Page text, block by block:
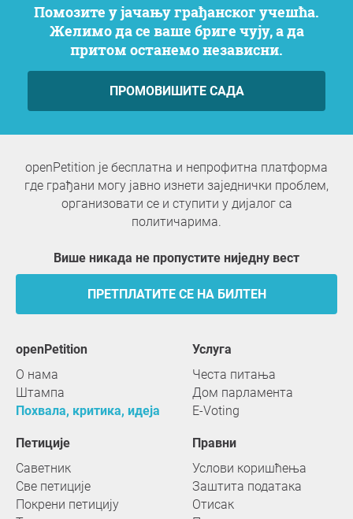
Помозите у јачању грађанског учешћа.
Желимо да се ваше бриге чују, а да
притом останемо независни.
ПРОМОВИШИТЕ САДА
openPetition је бесплатна и непрофитна платформа
где грађани могу јавно изнети заједнички проблем,
организовати се и ступити у дијалог са
политичарима.
Више никада не пропустите ниједну вест
ПРЕТПЛАТИТЕ СЕ НА БИЛТЕН
openPetition
О нама
Штампа
Похвала, критика, идеја
услуга
Честа питања
Дом парламента
E-Voting
Петиције
Саветник
Све петиције
Покрени петицију
Правни
Услови коришћења
Заштита података
Отисак